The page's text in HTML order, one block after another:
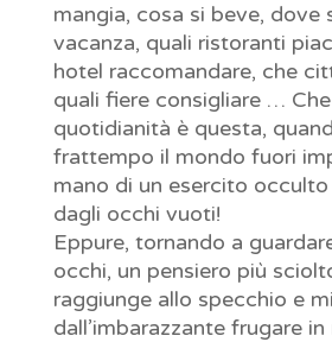
mangia, cosa si beve, dove
vacanza, quali ristoranti
hotel raccomandare, che
quali fiere consigliare …
quotidianità è questa,
frattempo il mondo fuori
mano di un esercito
dagli occhi vuoti!
Eppure, tornando a
occhi, un pensiero più
raggiunge allo specchio e
dall’imbarazzante frugare